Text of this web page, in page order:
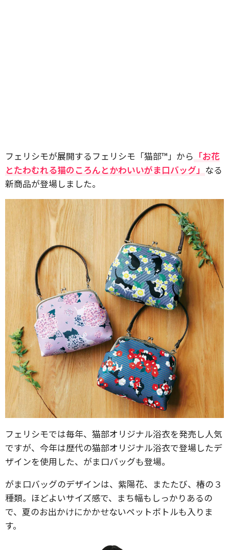
フェリシモが展開するフェリシモ「猫部™」から 「お花
とたわむれる猫のころんとかわいいがま口バッグ」 なる
新商品が登場しました。
フェリシモでは毎年、猫部オリジナル浴衣を発売し人気
ですが、今年は歴代の猫部オリジナル浴衣で登場したデ
ザインを使用した、がま口バッグも登場。
がま口バッグのデザインは、紫陽花、またたび、椿の３
種類。ほどよいサイズ感で、まち幅もしっかりあるの
で、夏のお出かけにかかせないペットボトルも入りま
す。